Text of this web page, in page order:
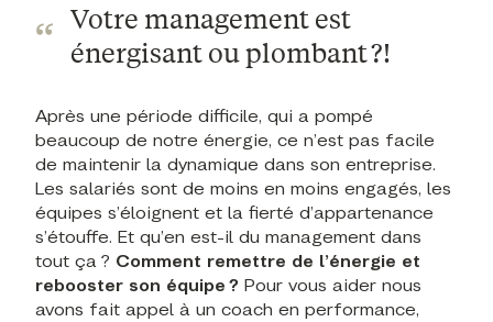
Votre management est
énergisant ou plombant ?!
Après une période difficile, qui a pompé
beaucoup de notre énergie, ce n’est pas facile
de maintenir la dynamique dans son entreprise.
Les salariés sont de moins en moins engagés, les
équipes s’éloignent et la fierté d’appartenance
s’étouffe. Et qu’en est-il du management dans
tout ça ? Comment remettre de l’énergie et
rebooster son équipe ? Pour vous aider nous
avons fait appel à un coach en performance,